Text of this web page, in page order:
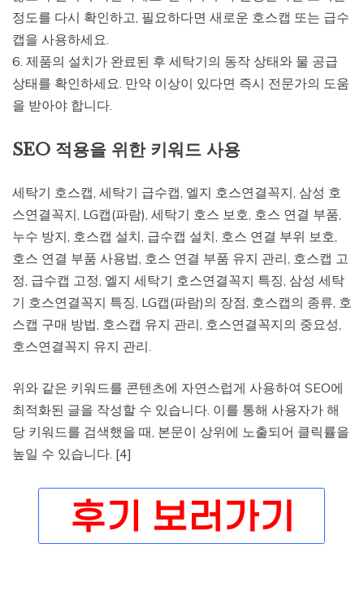
정도를 다시 확인하고, 필요하다면 새로운 호스캡 또는 급수
캡을 사용하세요.
6. 제품의 설치가 완료된 후 세탁기의 동작 상태와 물 공급
상태를 확인하세요. 만약 이상이 있다면 즉시 전문가의 도움
을 받아야 합니다.
SEO 적용을 위한 키워드 사용
세탁기 호스캡, 세탁기 급수캡, 엘지 호스연결꼭지, 삼성 호
스연결꼭지, LG캡(파람), 세탁기 호스 보호, 호스 연결 부품,
누수 방지, 호스캡 설치, 급수캡 설치, 호스 연결 부위 보호,
호스 연결 부품 사용법, 호스 연결 부품 유지 관리, 호스캡 고
정, 급수캡 고정, 엘지 세탁기 호스연결꼭지 특징, 삼성 세탁
기 호스연결꼭지 특징, LG캡(파람)의 장점, 호스캡의 종류, 호
스캡 구매 방법, 호스캡 유지 관리, 호스연결꼭지의 중요성,
호스연결꼭지 유지 관리.
위와 같은 키워드를 콘텐츠에 자연스럽게 사용하여 SEO에
최적화된 글을 작성할 수 있습니다. 이를 통해 사용자가 해
당 키워드를 검색했을 때, 본문이 상위에 노출되어 클릭률을
높일 수 있습니다. [4]